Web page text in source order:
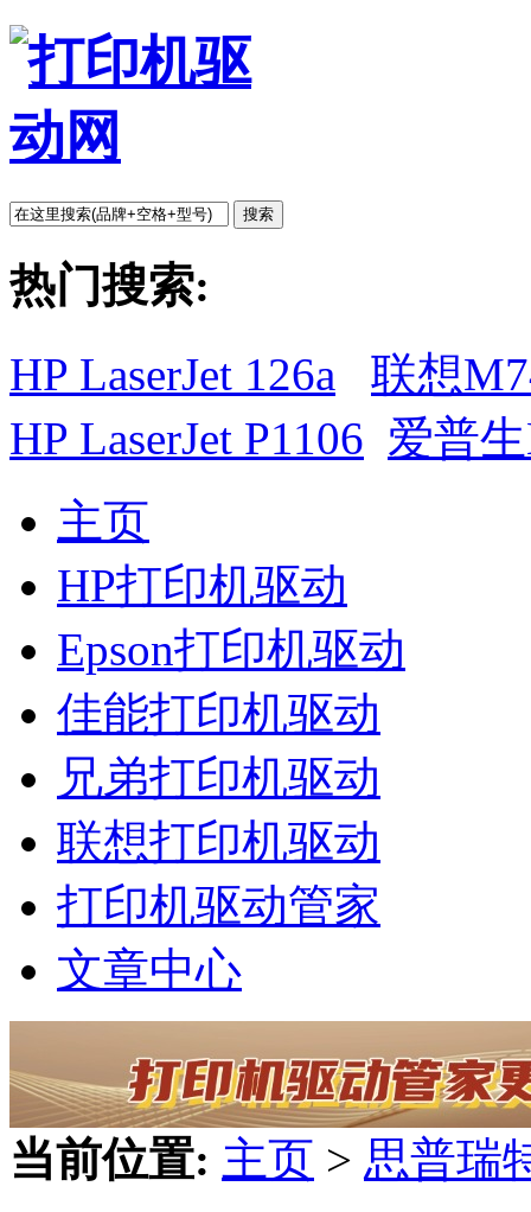
搜索
热门搜索:
HP LaserJet 126a
联想
HP LaserJet P1106 爱普
主页
HP打印机驱动
Epson打印机驱动
佳能打印机驱动
兄弟打印机驱动
联想打印机驱动
打印机驱动管家
文章中心
当前位置: 主页 > 思普瑞